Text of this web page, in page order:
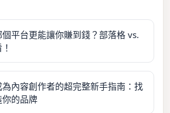
平台更能讓你賺到錢？部落格 vs.
內容創作者的超完整新手指南：找
的品牌